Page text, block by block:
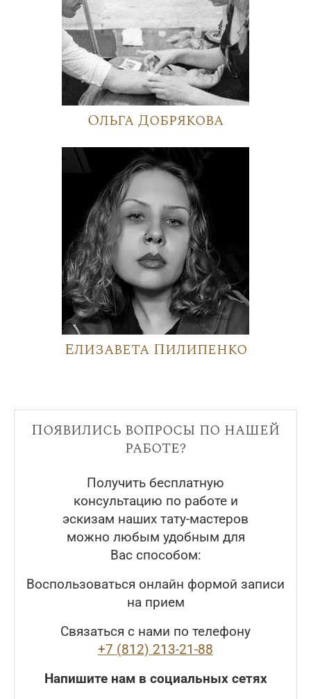
Ольга Добрякова
Елизавета Пилипенко
Появились вопросы по нашей
работе?
Получить бесплатную
консультацию по работе и
эскизам наших тату-мастеров
можно любым удобным для
Вас способом:
Воспользоваться онлайн формой записи
на прием
Связаться с нами по телефону
+7 (812) 213-21-88
Напишите нам в социальных сетях